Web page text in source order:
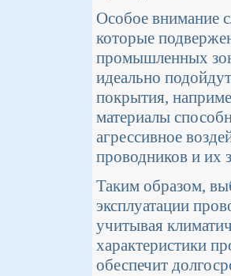
Особое внимание
которые
промышленных
идеально
покрытия,
материалы
агрессивное
проводников и их
Таким образом,
эксплуатации
учитывая
характеристики
обеспечит